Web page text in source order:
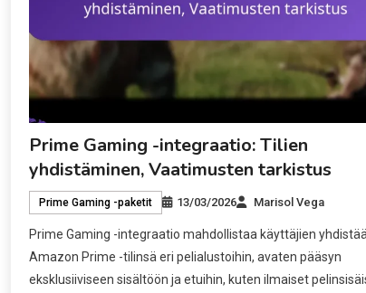
Prime Gaming -integraatio: Tilien
yhdistäminen, Vaatimusten tarkistus
Prime Gaming -paketit 13/03/2026 Marisol Vega
Prime Gaming -integraatio mahdollistaa käyttäjien yhdistää
Amazon Prime -tilinsä eri pelialustoihin, avaten pääsyn
eksklusiiviseen sisältöön ja etuihin, kuten ilmaiset